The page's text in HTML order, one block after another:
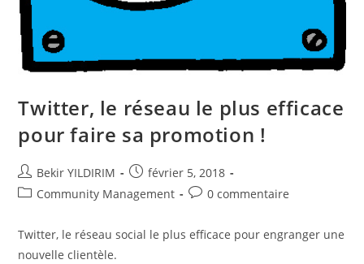
Twitter, le réseau le plus efficace
pour faire sa promotion !
Auteur/autrice
de
Bekir YILDIRIM
Publication
publiée :
février 5, 2018
PostCommunity Management
Commentaires
la
publication :
0 commentaire
Twitter, le réseau social le plus efficace pour engranger une
nouvelle clientèle.